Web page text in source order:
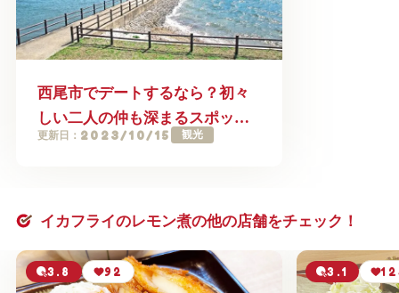
西尾市でデートするなら？初々
しい二人の仲も深まるスポット9
選
更新日： 2023/10/15 観光
イカフライのレモン煮の他の店舗をチェック！
3.8 92 3.1